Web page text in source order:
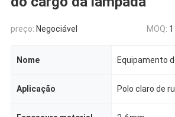
preço: Negociável MOQ:
Nome Equipamento
Aplicação Polo claro de